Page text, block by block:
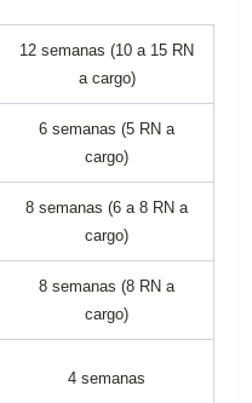
12 semanas (10 a 15 RN
a cargo)
6 semanas (5 RN a
cargo)
8 semanas (6 a 8 RN a
cargo)
8 semanas (8 RN a
cargo)
4 semanas